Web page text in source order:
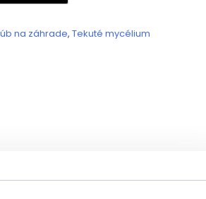
na záhrade, Tekuté mycélium